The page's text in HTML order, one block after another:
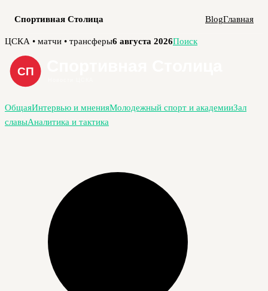
Спортивная Столица BlogГлавная
Перейти
содержимому
ЦСКА • матчи • трансферы6 августа 2026Поиск
ОбщаяИнтервью и мненияМолодежный спорт и академииЗал
славыАналитика и тактика